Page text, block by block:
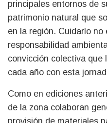
principales entornos de
patrimonio natural que
en la región. Cuidarlo no
responsabilidad
convicción colectiva que
cada año con esta
Como en ediciones
de la zona colaboran
provisión de materiales